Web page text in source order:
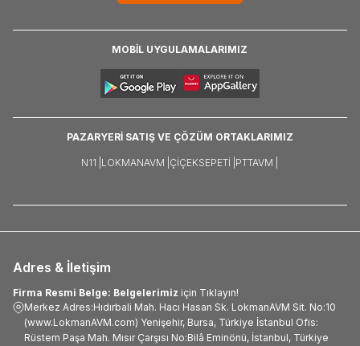
MOBİL UYGULAMALARIMIZ
PAZARYERİ SATIŞ VE ÇÖZÜM ORTAKLARIMIZ
N11 | LOKMANAVM | ÇIÇEKSEPETI | PTTAVM |
Adres & İletişim
Firma Resmi Belge: Belgelerimiz için Tıklayın!
Merkez Adres:Hıdırbali Mah. Hacı Hasan Sk. LokmanAVM Sit. No:10
(www.LokmanAVM.com) Yenişehir, Bursa, Türkiye İstanbul Ofis:
Rüstem Paşa Mah. Mısır Çarşısı No:Bilâ Eminönü, İstanbul, Türkiye